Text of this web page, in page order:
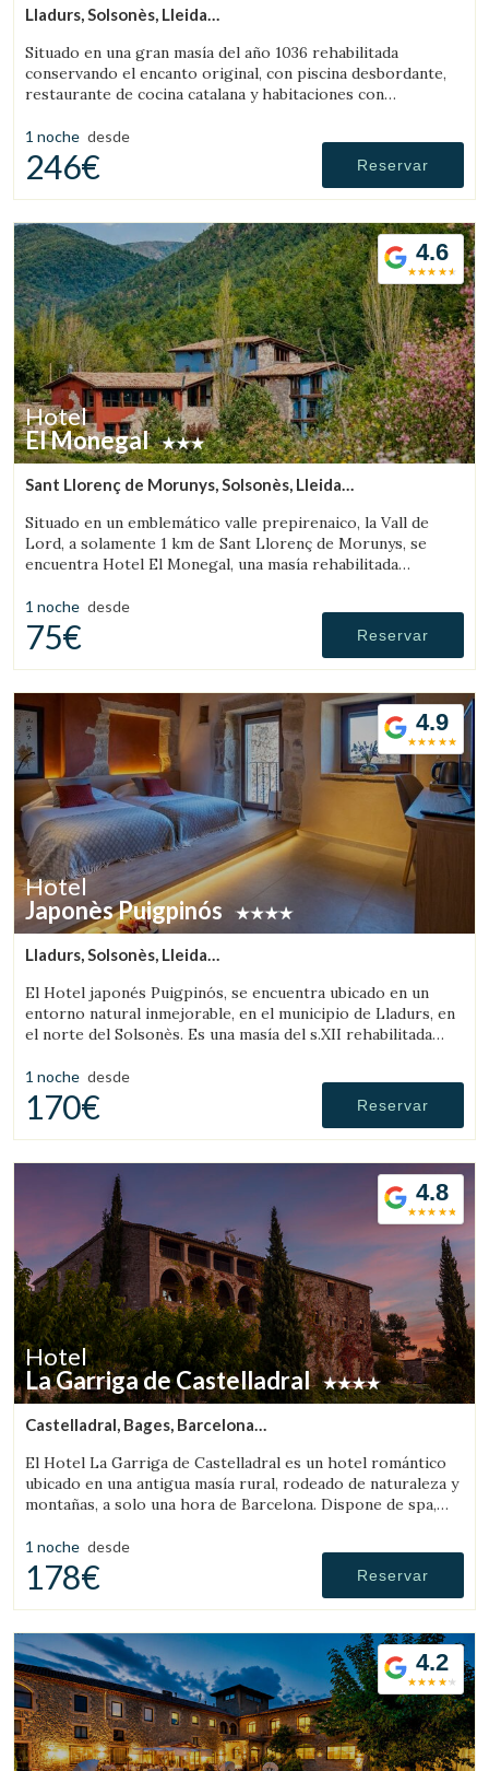
Lladurs, Solsonès, Lleida
Situado en una gran masía del año 1036 rehabilitada
conservando el encanto original, con piscina desbordante,
restaurante de cocina catalana y habitaciones con
lujo.
1 noche desde
246€ Reservar
4.6
Hotel
El Monegal
Sant Llorenç de Morunys, Solsonès, Lleida
Situado en un emblemático valle prepirenaico, la Vall de
Lord, a solamente 1 km de Sant Llorenç de Morunys, se
encuentra Hotel El Monegal, una masía rehabilitada
1 noche desde
75€ Reservar
4.9
Hotel
Japonès Puigpinós
Lladurs, Solsonès, Lleida
El Hotel japonés Puigpinós, se encuentra ubicado en un
entorno natural inmejorable, en el municipio de Lladurs, en
el norte del Solsonès. Es una masía del s.XII rehabilitada
diseño y ambientación minimalista y elegante de estilo
japonés.
1 noche desde
170€ Reservar
4.8
Hotel
La Garriga de Castelladral
Castelladral, Bages, Barcelona
El Hotel La Garriga de Castelladral es un hotel romántico
ubicado en una antigua masía rural, rodeado de naturaleza y
montañas, a solo una hora de Barcelona. Dispone de spa,
1 noche desde
178€ Reservar
4.2